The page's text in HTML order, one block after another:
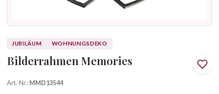
JUBILÄUM WOHNUNGSDEKO
Bilderrahmen Memories
Art.-Nr.:MMD13544